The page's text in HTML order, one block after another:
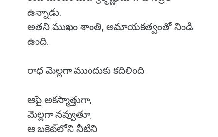
ఉన్నాడు.
అతని ముఖం శాంతి, అమాయకత్వంతో నిండి
ఉంది.
రాధ మెల్లగా ముందుకు కదిలింది.
ఆపై అకస్మాత్తుగా,
మెల్లగా నవ్వుతూ,
ఆ బకెట్‌లోని నీటిని